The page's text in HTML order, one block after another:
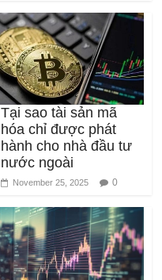
Tại sao tài sản mã
hóa chỉ được phát
hành cho nhà đầu tư
nước ngoài
November 25, 2025 0